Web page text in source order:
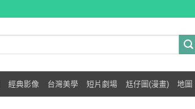
經典影像 台灣美學 短片劇場 尪仔圖(漫畫) 地圖